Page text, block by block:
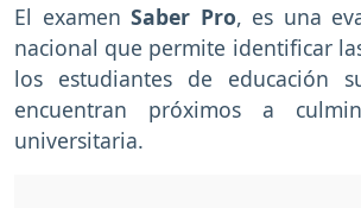
El examen Saber Pro, es una
nacional que permite identificar
los estudiantes de educación
encuentran próximos a
universitaria.